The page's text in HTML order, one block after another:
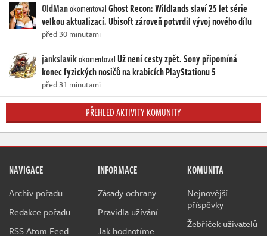
OldManokomentovalGhost Recon: Wildlands slaví 25 let série
velkou aktualizací. Ubisoft zároveň potvrdil vývoj nového dílu
před 30 minutami
jankslavikokomentovalUž není cesty zpět. Sony připomíná
konec fyzických nosičů na krabicích PlayStationu 5
před 31 minutami
PŘEHLED AKTIVITY KOMUNITY
NAVIGACE
Archiv pořadu
Redakce pořadu
RSS Atom Feed
INFORMACE
Zásady ochrany
Pravidla užívání
Jak hodnotíme
KOMUNITA
Nejnovější
příspěvky
Žebříček uživatelů